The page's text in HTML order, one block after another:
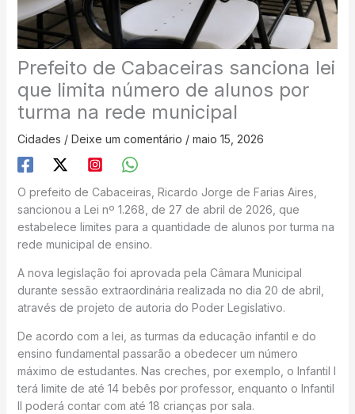
Prefeito de Cabaceiras sanciona lei
que limita número de alunos por
turma na rede municipal
Cidades / Deixe um comentário / maio 15, 2026
O prefeito de Cabaceiras, Ricardo Jorge de Farias Aires,
sancionou a Lei nº 1.268, de 27 de abril de 2026, que
estabelece limites para a quantidade de alunos por turma na
rede municipal de ensino.
A nova legislação foi aprovada pela Câmara Municipal
durante sessão extraordinária realizada no dia 20 de abril,
através de projeto de autoria do Poder Legislativo.
De acordo com a lei, as turmas da educação infantil e do
ensino fundamental passarão a obedecer um número
máximo de estudantes. Nas creches, por exemplo, o Infantil I
terá limite de até 14 bebês por professor, enquanto o Infantil
II poderá contar com até 18 crianças por sala.